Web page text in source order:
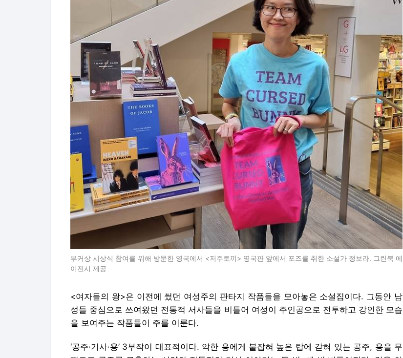
부커상 시상식 참여를 위해 방문한 영국에서 <저주토끼> 영국판 앞에서 포즈를 취한 소설가 정보라. 그린북 에
이전시 제공
<여자들의 왕>은 이전에 썼던 여성주의 판타지 작품들을 모아놓은 소설집이다. 그동안 남
성들 중심으로 쓰여왔던 전통적 서사들을 비틀어 여성이 주인공으로 전투하고 강인한 모습
을 보여주는 작품들이 주를 이룬다.
‘공주·기사·용’ 3부작이 대표적이다. 악한 용에게 붙잡혀 높은 탑에 갇혀 있는 공주, 용을 무